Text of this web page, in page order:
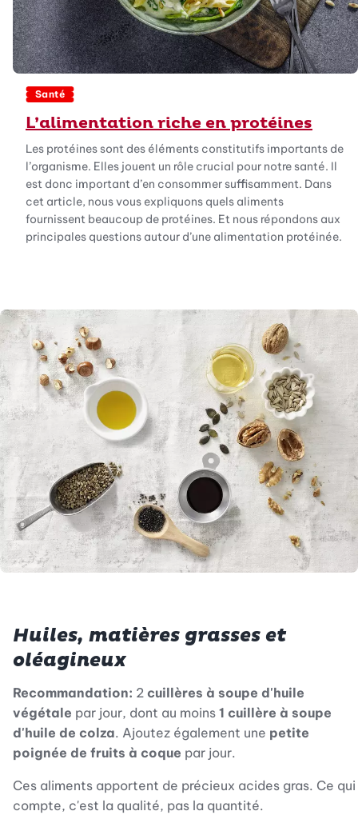
Santé
L’alimentation riche en protéines
Les protéines sont des éléments constitutifs importants de
l’organisme. Elles jouent un rôle crucial pour notre santé. Il
est donc important d’en consommer suffisamment. Dans
cet article, nous vous expliquons quels aliments
fournissent beaucoup de protéines. Et nous répondons aux
principales questions autour d’une alimentation protéinée.
Huiles, matières grasses et
oléagineux
Recommandation: 2 cuillères à soupe d'huile
végétale par jour, dont au moins 1 cuillère à soupe
d'huile de colza. Ajoutez également une petite
poignée de fruits à coque par jour.
Ces aliments apportent de précieux acides gras. Ce qui
compte, c'est la qualité, pas la quantité.